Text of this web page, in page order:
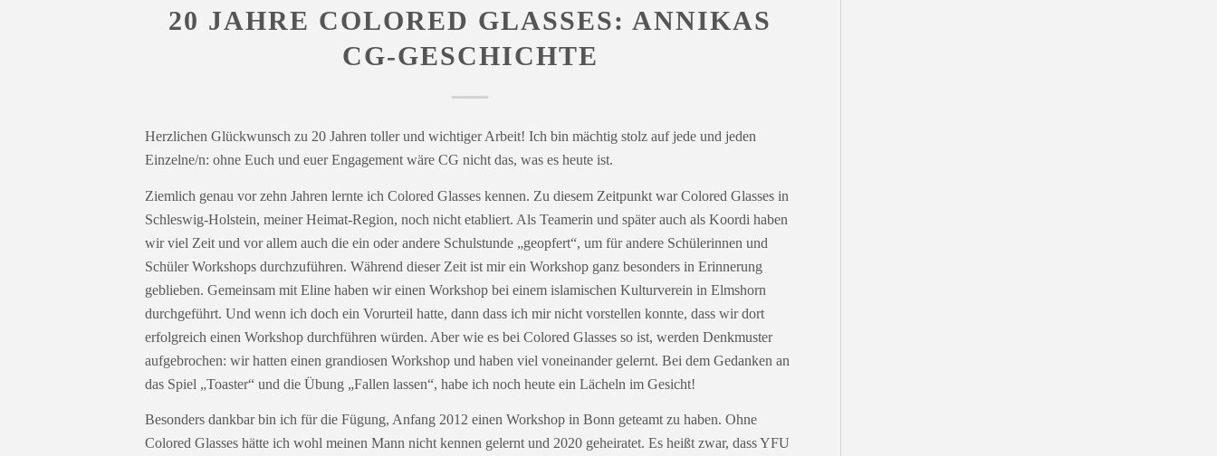
20 JAHRE COLORED GLASSES: ANNIKAS
CG-GESCHICHTE
Herzlichen Glückwunsch zu 20 Jahren toller und wichtiger Arbeit! Ich bin mächtig stolz auf jede und jeden
Einzelne/n: ohne Euch und euer Engagement wäre CG nicht das, was es heute ist.
Ziemlich genau vor zehn Jahren lernte ich Colored Glasses kennen. Zu diesem Zeitpunkt war Colored Glasses in
Schleswig-Holstein, meiner Heimat-Region, noch nicht etabliert. Als Teamerin und später auch als Koordi haben
wir viel Zeit und vor allem auch die ein oder andere Schulstunde „geopfert“, um für andere Schülerinnen und
Schüler Workshops durchzuführen. Während dieser Zeit ist mir ein Workshop ganz besonders in Erinnerung
geblieben. Gemeinsam mit Eline haben wir einen Workshop bei einem islamischen Kulturverein in Elmshorn
durchgeführt. Und wenn ich doch ein Vorurteil hatte, dann dass ich mir nicht vorstellen konnte, dass wir dort
erfolgreich einen Workshop durchführen würden. Aber wie es bei Colored Glasses so ist, werden Denkmuster
aufgebrochen: wir hatten einen grandiosen Workshop und haben viel voneinander gelernt. Bei dem Gedanken an
das Spiel „Toaster“ und die Übung „Fallen lassen“, habe ich noch heute ein Lächeln im Gesicht!
Besonders dankbar bin ich für die Fügung, Anfang 2012 einen Workshop in Bonn geteamt zu haben. Ohne
Colored Glasses hätte ich wohl meinen Mann nicht kennen gelernt und 2020 geheiratet. Es heißt zwar, dass YFU